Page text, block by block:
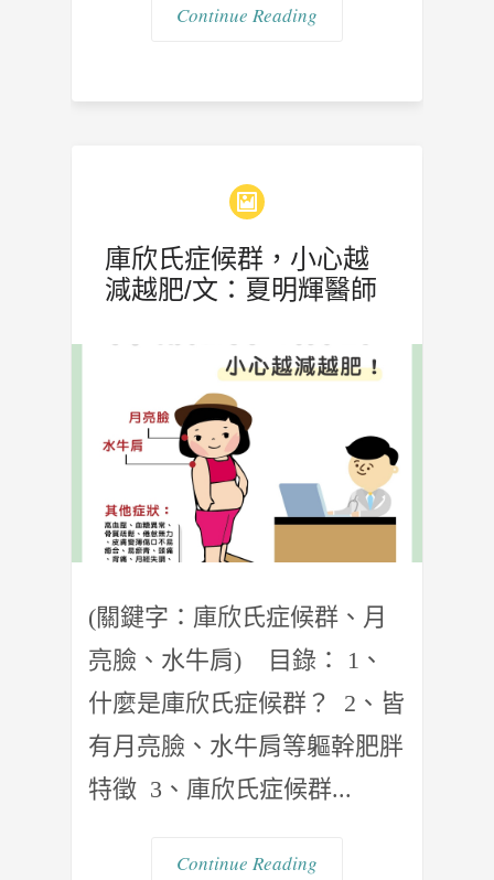
Continue Reading
庫欣氏症候群，小心越
減越肥/文：夏明輝醫師
(關鍵字：庫欣氏症候群、月
亮臉、水牛肩) 目錄： 1、
什麼是庫欣氏症候群？ 2、皆
有月亮臉、水牛肩等軀幹肥胖
特徵 3、庫欣氏症候群...
Continue Reading